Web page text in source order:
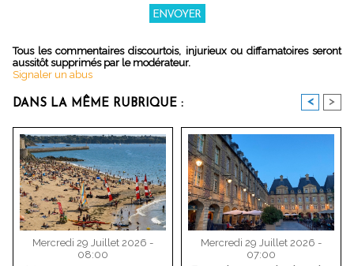
Tous les commentaires discourtois, injurieux ou diffamatoires seront
aussitôt supprimés par le modérateur.
Signaler un abus
DANS LA MÊME RUBRIQUE : < >
Mercredi 29 Juillet 2026 -
08:00
Mercredi 29 Juillet 2026 -
07:00